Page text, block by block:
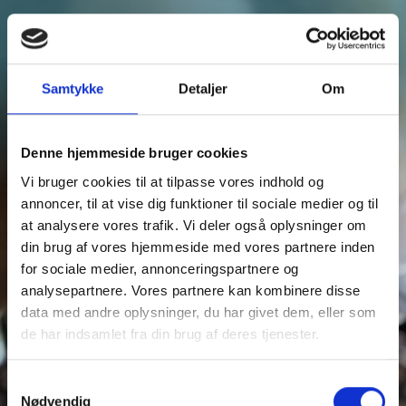
Samtykke Detaljer Om
Denne hjemmeside bruger cookies
Vi bruger cookies til at tilpasse vores indhold og
annoncer, til at vise dig funktioner til sociale medier og til
at analysere vores trafik. Vi deler også oplysninger om
din brug af vores hjemmeside med vores partnere inden
for sociale medier, annonceringspartnere og
analysepartnere. Vores partnere kan kombinere disse
data med andre oplysninger, du har givet dem, eller som
de har indsamlet fra din brug af deres tjenester.
Nødvendig
Arrangøren "dante-syd" findes desværre
ikke på event.it. Tjek om du har skrevet
adressen rigtigt og prøv igen.